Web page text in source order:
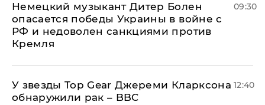
Немецкий музыкант Дитер Болен
опасается победы Украины в войне с
РФ и недоволен санкциями против
Кремля
09:30
У звезды Top Gear Джереми Кларксона
обнаружили рак – BBC
12:40